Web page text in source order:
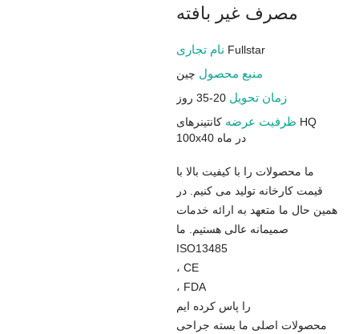
مصرف غیر بافته
Fullstar
منبع محصول چین
زمان تحویل20-35 روز
ظرفیت عرضهکانتینرهای HQ
100x40 در ماه
ما محصولات را با کیفیت بالا با
قیمت کارخانه تولید می کنیم. در
همین حال ما متعهد به ارائه خدمات
صمیمانه عالی هستیم. ما
ISO13485
، CE
، FDA
را پاس کرده ایم
محصولات اصلی ما بسته جراحی